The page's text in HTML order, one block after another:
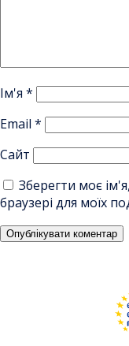
Ім'я *
Email *
Сайт
Зберегти моє
браузері для моїх